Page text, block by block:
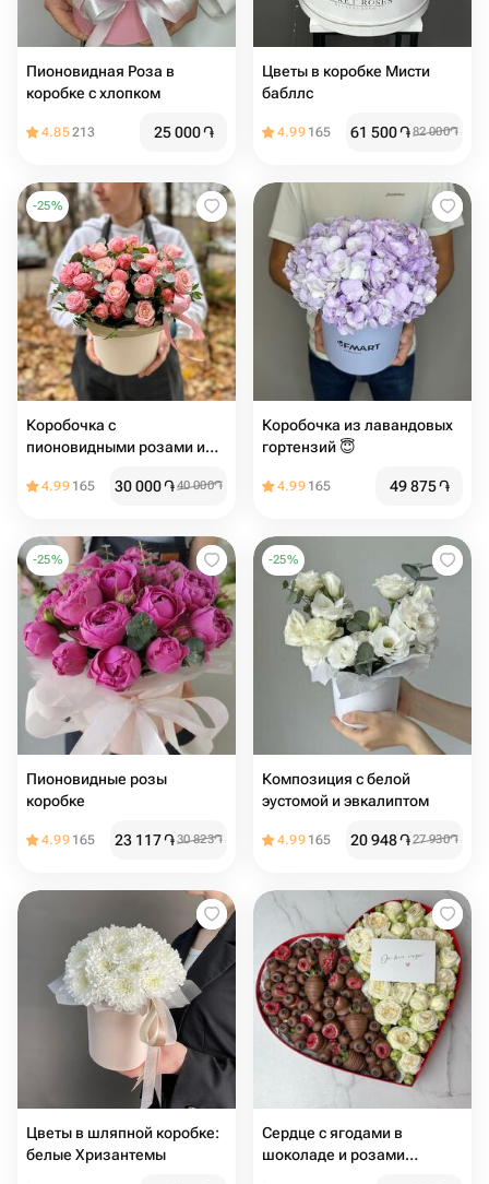
Пионовидная Роза в
коробке с хлопком
4.85213 25 000֏
Цветы в коробке Мисти
бабллс
4.99 165 61 500֏82 000֏
-25%
Коробочка с
пионовидными розами и
4.99 165 30 000֏40 000֏
Коробочка из лавандовых
гортензий 😇
4.99 165 49 875֏
-25%
Пионовидные розы
коробке
4.99 165 23 117֏30 823֏
-25%
Композиция с белой
эустомой и эвкалиптом
4.99 165 20 948֏27 930֏
Цвeты в шляпной коробке:
белые Хризантемы
Сердце с ягодами в
шоколаде и розами